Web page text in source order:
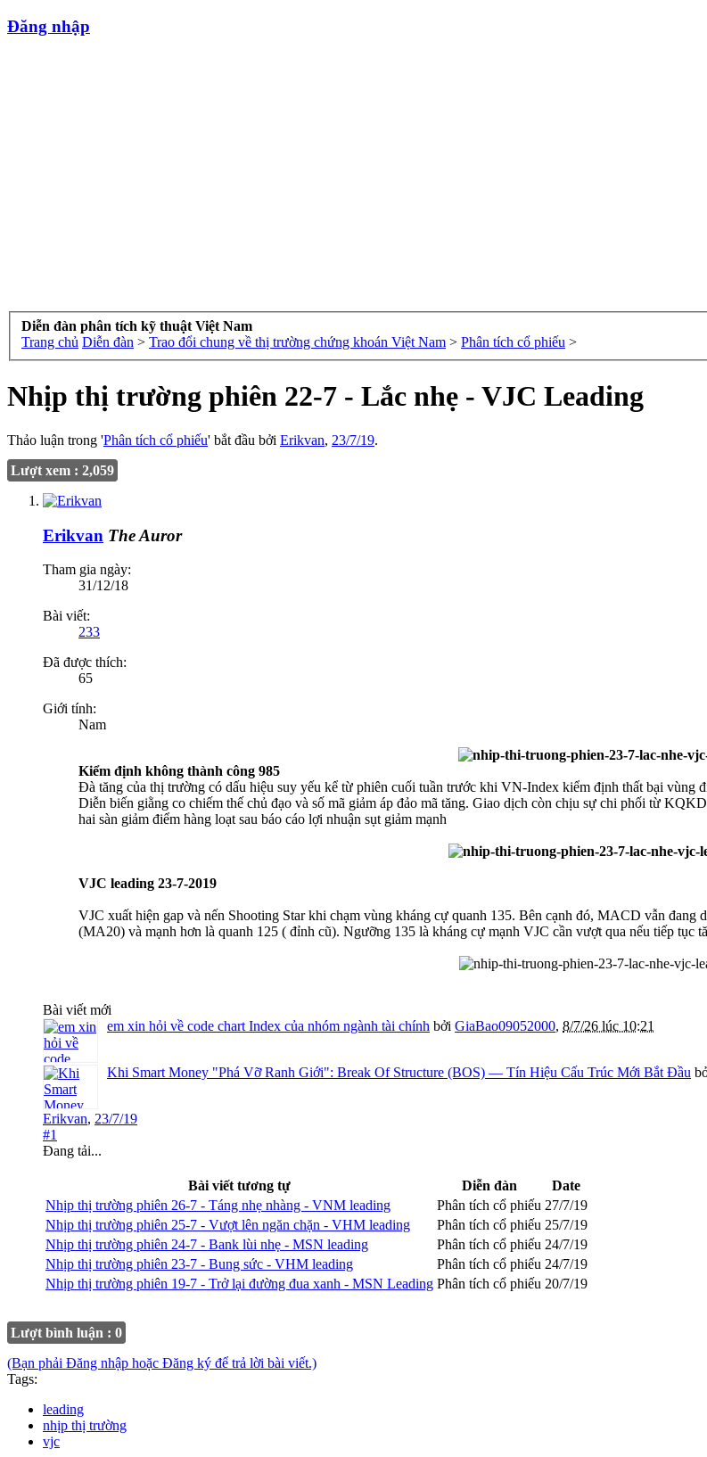
Đăng nhập
Diễn đàn phân tích kỹ thuật Việt Nam
Trang chủ Diễn đàn > Trao đổi chung về thị trường chứng khoán Việt Nam > Phân tích cổ phiếu >
Nhịp thị trường phiên 22-7 - Lắc nhẹ - VJC Leading
Thảo luận trong 'Phân tích cổ phiếu' bắt đầu bởi Erikvan, 23/7/19.
Lượt xem : 2,059
Erikvan The Auror
Tham gia ngày:
31/12/18
Bài viết:
233
Đã được thích:
65
Giới tính:
Nam
Kiểm định không thành công 985
Đà tăng của thị trường có dấu hiệu suy yếu kể từ phiên cuối tuần trước khi VN-Index kiểm định thất bại vùng
Diễn biến giằng co chiếm thế chủ đạo và số mã giảm áp đảo mã tăng. Giao dịch còn chịu sự chi phối từ
hai sàn giảm điểm hàng loạt sau báo cáo lợi nhuận sụt giảm mạnh
VJC leading 23-7-2019
VJC xuất hiện gap và nến Shooting Star khi chạm vùng kháng cự quanh 135. Bên cạnh đó, MACD vẫn
(MA20) và mạnh hơn là quanh 125 ( đỉnh cũ). Ngưỡng 135 là kháng cự mạnh VJC cần vượt qua nếu tiếp tục
Bài viết mới
em xin hỏi về code chart Index của nhóm ngành tài chính bởi GiaBao09052000, 8/7/26 lúc 10:21
Khi Smart Money "Phá Vỡ Ranh Giới": Break Of Structure (BOS) — Tín Hiệu Cấu Trúc Mới Bắt Đầu
Erikvan, 23/7/19
#1
Đang tải...
Bài viết tương tự Diễn đàn
Date
Nhịp thị trường phiên 26-7 - Táng nhẹ nhàng - VNM leading
Phân tích cổ phiếu 27/7/19
Nhịp thị trường phiên 25-7 - Vượt lên ngăn chặn - VHM leading
Phân tích cổ phiếu 25/7/19
Nhịp thị trường phiên 24-7 - Bank lùi nhẹ - MSN leading
Phân tích cổ phiếu 24/7/19
Nhịp thị trường phiên 23-7 - Bung sức - VHM leading
Phân tích cổ phiếu 24/7/19
Nhịp thị trường phiên 19-7 - Trở lại đường đua xanh - MSN Leading Phân tích cổ phiếu 20/7/19
Lượt bình luận : 0
(Bạn phải Đăng nhập hoặc Đăng ký để trả lời bài viết.)
Tags:
leading
nhịp thị trường
vjc